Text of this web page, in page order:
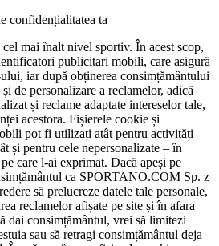
confidențialitatea ta
mai înalt nivel sportiv. În acest scop,
publicitari mobili, care asigură
iar după obținerea consimțământului
de personalizare a reclamelor, adică
și reclame adaptate intereselor tale,
acestora. Fișierele cookie și
pot fi utilizați atât pentru activități
și pentru cele nepersonalizate – în
care l-ai exprimat. Dacă apeși pe
ca SPORTANO.COM Sp. z
să prelucreze datele tale personale,
reclamelor afișate pe site și în afara
dai consimțământul, vrei să limitezi
sau să retragi consimțământul deja